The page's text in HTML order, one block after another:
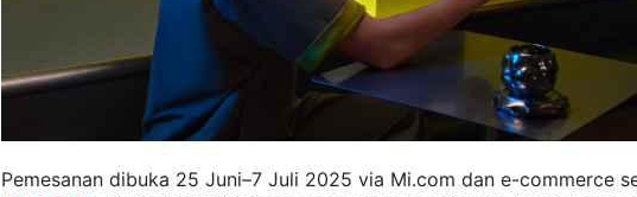
Pemesanan dibuka 25 Juni–7 Juli 2025 via Mi.com dan e-commerce